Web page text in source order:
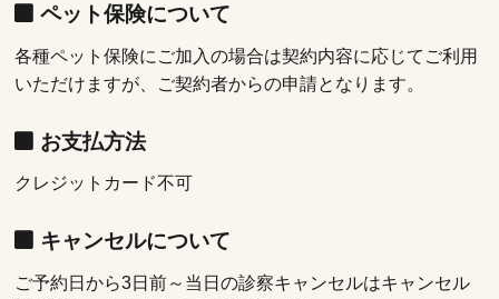
ペット保険について
各種ペット保険にご加入の場合は契約内容に応じてご利用
いただけますが、ご契約者からの申請となります。
お支払方法
クレジットカード不可
キャンセルについて
ご予約日から3日前～当日の診察キャンセルはキャンセル